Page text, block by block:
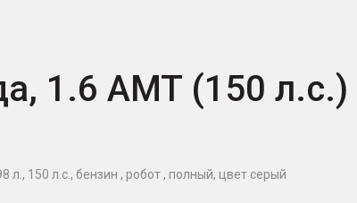
1.6 AMT (150 л.с.)
л., 150 л.с., бензин , робот , полный, цвет серый